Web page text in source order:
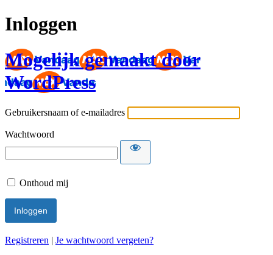
Inloggen
Mogelijk gemaakt door
WordPress
Gebruikersnaam of e-mailadres
Wachtwoord
Onthoud mij
Registreren | Je wachtwoord vergeten?